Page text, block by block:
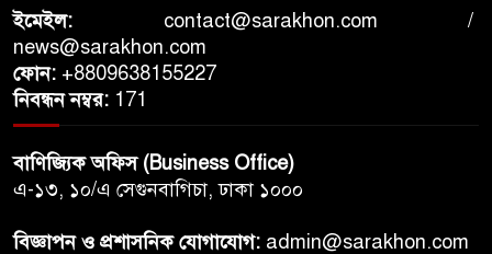
দীর্ঘমেয়াদি স্বার্থ ক্ষতিগ্রস্ত হবে:
দামের প্রতিবাদে মহাসড়ক অবরোধ
ইমেইল: contact@sarakhon.com /
news@sarakhon.com
ফোন: +8809638155227
নিবন্ধন নম্বর: 171
বাণিজ্যিক অফিস (Business Office)
এ-১৩, ১০/এ সেগুনবাগিচা, ঢাকা ১০০০
বিজ্ঞাপন ও প্রশাসনিক যোগাযোগ: admin@sarakhon.com